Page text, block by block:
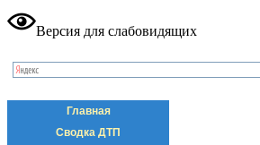
Версия для слабовидящих
Главная
Сводка ДТП